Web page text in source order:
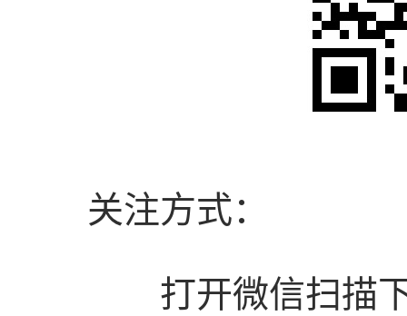
关注方式：
打开微信扫描下